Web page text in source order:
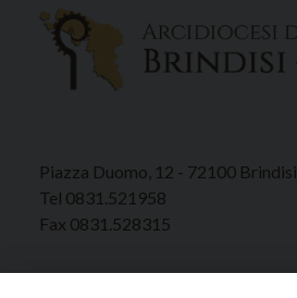
Piazza Duomo, 12 - 72100 Brindisi
Tel 0831.521958
Fax 0831.528315